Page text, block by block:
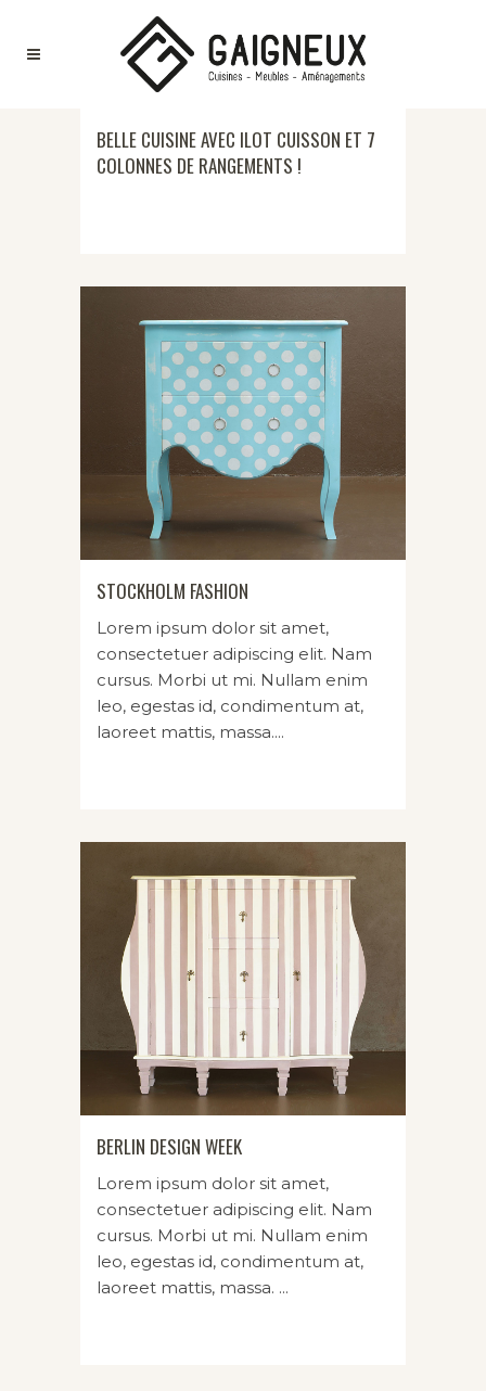
BELLE CUISINE AVEC ILOT CUISSON ET 7
COLONNES DE RANGEMENTS !
STOCKHOLM FASHION
Lorem ipsum dolor sit amet,
consectetuer adipiscing elit. Nam
cursus. Morbi ut mi. Nullam enim
leo, egestas id, condimentum at,
laoreet mattis, massa....
BERLIN DESIGN WEEK
Lorem ipsum dolor sit amet,
consectetuer adipiscing elit. Nam
cursus. Morbi ut mi. Nullam enim
leo, egestas id, condimentum at,
laoreet mattis, massa. ...